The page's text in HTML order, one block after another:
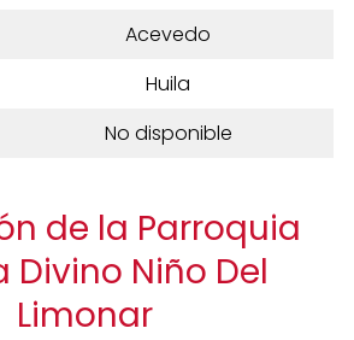
Acevedo
Huila
No disponible
de la Parroquia
Divino Niño Del
Limonar